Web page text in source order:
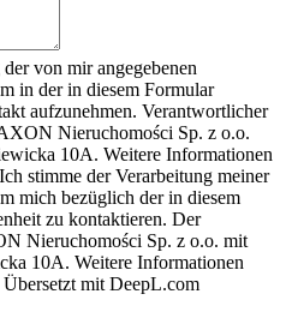
von mir angegebenen
in der in diesem Formular
aufzunehmen. Verantwortlicher
Nieruchomości Sp. z o.o.
10A. Weitere Informationen
Ich stimme der Verarbeitung meiner
mich bezüglich der in diesem
zu kontaktieren. Der
Nieruchomości Sp. z o.o. mit
10A. Weitere Informationen
Übersetzt mit DeepL.com